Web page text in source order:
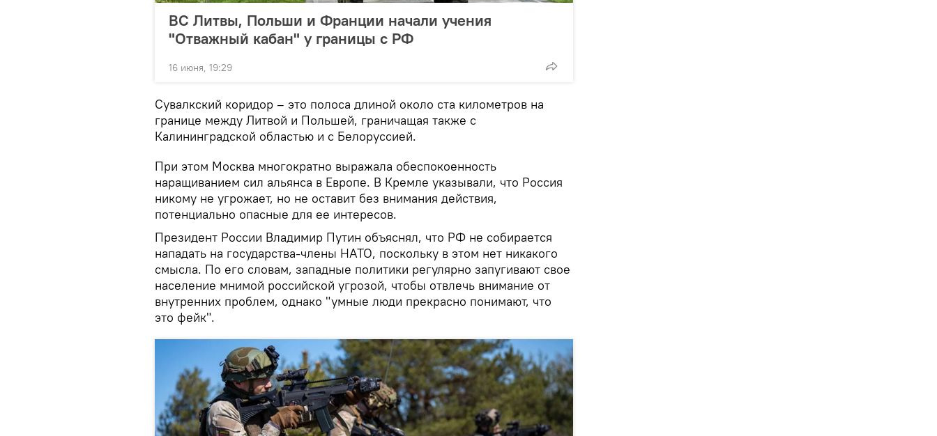
ВС Литвы, Польши и Франции начали учения
"Отважный кабан" у границы с РФ
16 июня, 19:29
Сувалкский коридор – это полоса длиной около ста километров на
границе между Литвой и Польшей, граничащая также с
Калининградской областью и с Белоруссией.
При этом Москва многократно выражала обеспокоенность
наращиванием сил альянса в Европе. В Кремле указывали, что Россия
никому не угрожает, но не оставит без внимания действия,
потенциально опасные для ее интересов.
Президент России Владимир Путин объяснял, что РФ не собирается
нападать на государства-члены НАТО, поскольку в этом нет никакого
смысла. По его словам, западные политики регулярно запугивают свое
население мнимой российской угрозой, чтобы отвлечь внимание от
внутренних проблем, однако "умные люди прекрасно понимают, что
это фейк".